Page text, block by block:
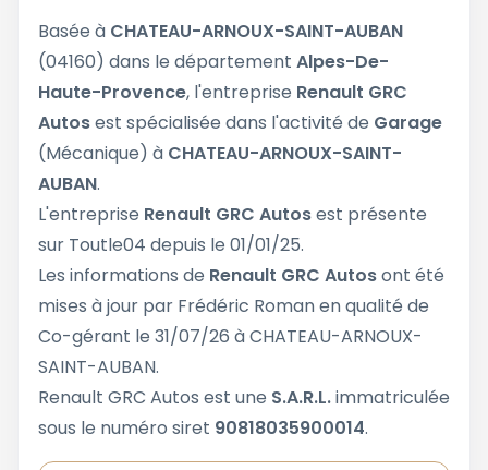
Basée à CHATEAU-ARNOUX-SAINT-AUBAN
(04160) dans le département Alpes-De-
Haute-Provence, l'entreprise Renault GRC
Autosest spécialisée dans l'activité de Garage
(Mécanique) à CHATEAU-ARNOUX-SAINT-
AUBAN.
L'entreprise Renault GRC Autosest présente
sur Toutle04 depuis le 01/01/25.
Les informations de Renault GRC Autosont été
mises à jour par Frédéric Roman en qualité de
Co-gérant le 31/07/26 à CHATEAU-ARNOUX-
SAINT-AUBAN.
Renault GRC Autos est une S.A.R.L.immatriculée
sous le numéro siret 90818035900014.